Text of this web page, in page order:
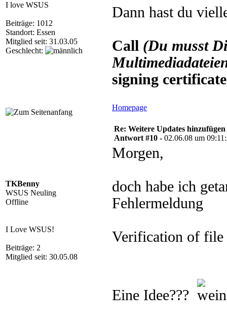
I love WSUS
Beiträge: 1012
Standort: Essen
Mitglied seit: 31.03.05
Geschlecht:
Dann hast du
Call (Du musst
signing certificate
Homepage
TKBenny
WSUS Neuling
Offline
I Love WSUS!
Beiträge: 2
Mitglied seit: 30.05.08
Re: Weitere Updates hinzufügen
Antwort #10 - 02.06.08 um
Morgen,
doch habe ich
Fehlermeldung
Verification of
Eine Idee???